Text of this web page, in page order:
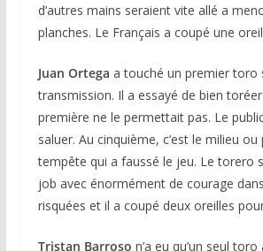
d’autres mains seraient vite allé a
planches. Le Français a coupé une
Juan Ortega a touché un premier toro
transmission. Il a essayé de bien
première ne le permettait pas. Le
saluer. Au cinquième, c’est le milieu
tempête qui a faussé le jeu. Le torero
job avec énormément de courage
risquées et il a coupé deux oreilles
Tristan Barroso n’a eu qu’un seul